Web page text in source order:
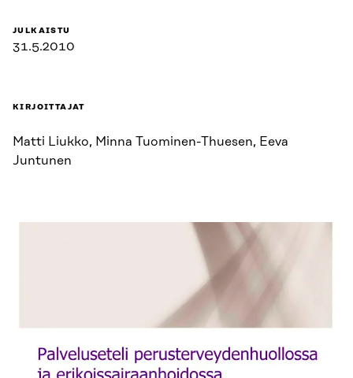
JULKAISTU
31.5.2010
KIRJOITTAJAT
Matti Liukko, Minna Tuominen-Thuesen, Eeva
Juntunen